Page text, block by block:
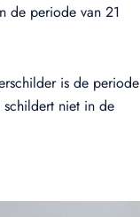
de periode van 21
is de periode
niet in de